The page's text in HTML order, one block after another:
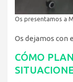
Os presentamos a
Os dejamos con
CÓMO